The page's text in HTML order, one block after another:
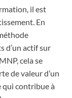
il est
En
d’un actif sur
cela se
de valeur d’un
qui contribue à